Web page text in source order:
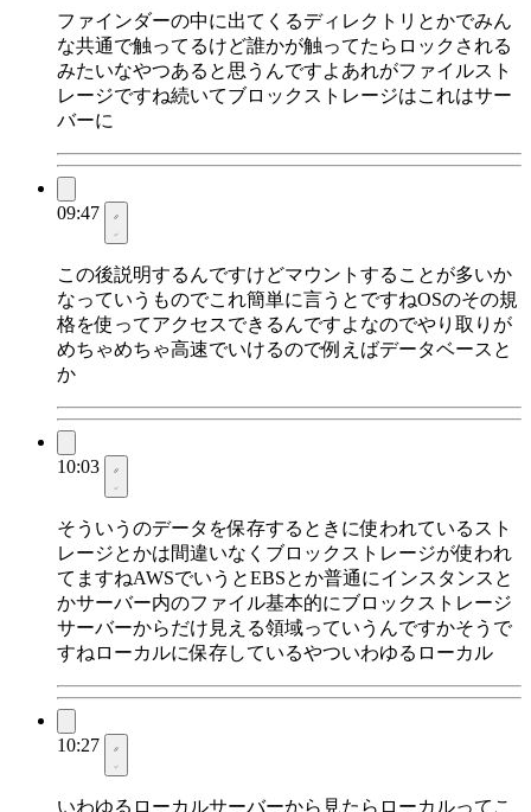
ファインダーの中に出てくるディレクトリとかでみん
な共通で触ってるけど誰かが触ってたらロックされる
みたいなやつあると思うんですよあれがファイルスト
レージですね続いてブロックストレージはこれはサー
バーに
09:47
この後説明するんですけどマウントすることが多いか
なっていうものでこれ簡単に言うとですねOSのその規
格を使ってアクセスできるんですよなのでやり取りが
めちゃめちゃ高速でいけるので例えばデータベースと
か
10:03
そういうのデータを保存するときに使われているスト
レージとかは間違いなくブロックストレージが使われ
てますねAWSでいうとEBSとか普通にインスタンスと
かサーバー内のファイル基本的にブロックストレージ
サーバーからだけ見える領域っていうんですかそうで
すねローカルに保存しているやついわゆるローカル
10:27
いわゆるローカルサーバーから見たらローカルってこ